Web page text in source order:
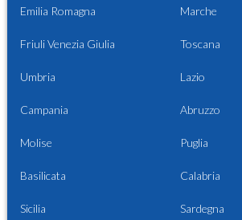
Emilia Romagna Marche
Friuli Venezia Giulia Toscana
Umbria Lazio
Campania Abruzzo
Molise Puglia
Basilicata Calabria
Sicilia Sardegna